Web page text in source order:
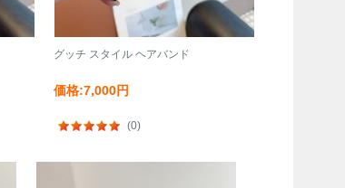
グッチ スタイル ヘアバンド
価格:7,000円
(0)